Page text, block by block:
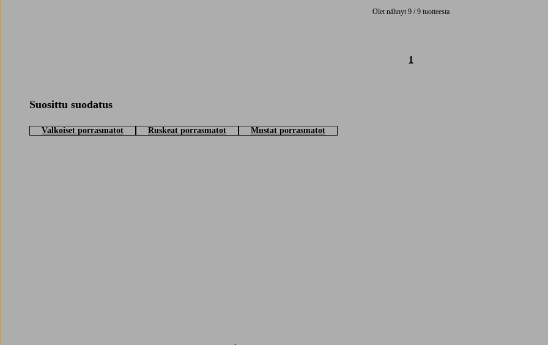
Olet nähnyt 9 / 9 tuotteesta
1
Suosittu suodatus
Valkoiset porrasmatot Ruskeat porrasmatot Mustat porrasmatot